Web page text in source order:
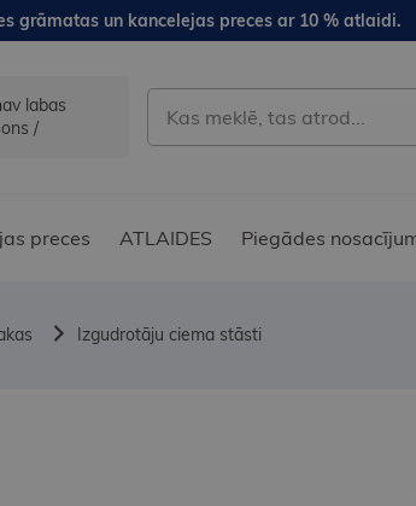
grāmatas un kancelejas preces ar 10 % atlaidi.
labas
/
preces ATLAIDES Piegādes
Izgudrotāju ciema stāsti